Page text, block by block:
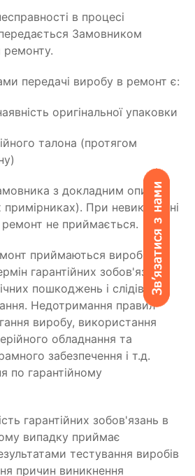
в процесі
передається Замовником
ремонту.
передачі виробу в ремонт є:
оригінальної упаковки
талона (протягом
з докладним описом
примірниках). При невиконанні
не приймається.
приймаються вироби, на
гарантійних зобов'язань,
пошкоджень і слідів
Недотримання правил
виробу, використання
обладнання та
забезпечення і т.д.
по гарантійному
гарантійних зобов'язань в
випадку приймає
тестування виробів
причин виникнення